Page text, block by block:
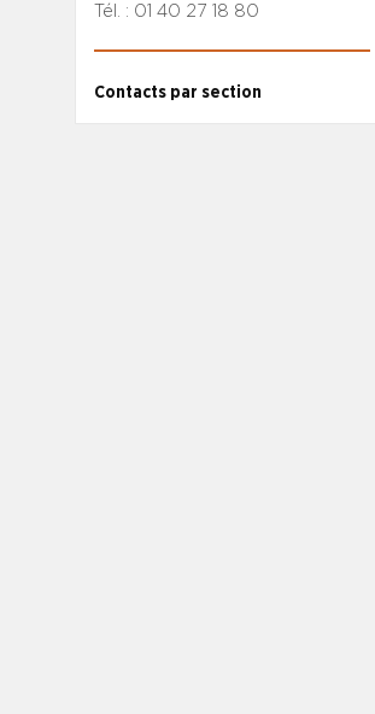
Tél. : 01 40 27 18 80
Contacts par section